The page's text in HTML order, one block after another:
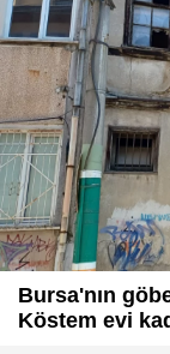
Bursa'nın
Köstem evi